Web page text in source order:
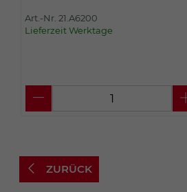
Art.-Nr. 21.A6200
Lieferzeit Werktage
ZURÜCK